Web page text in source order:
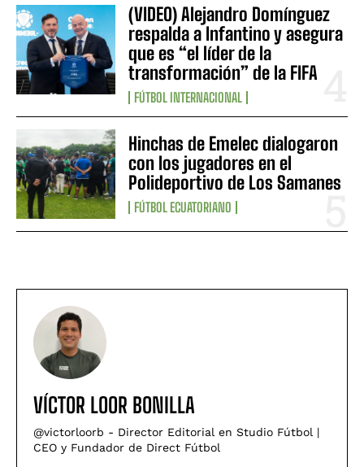
(VIDEO) Alejandro Domínguez
respalda a Infantino y asegura
que es “el líder de la
transformación” de la FIFA
FÚTBOL INTERNACIONAL
Hinchas de Emelec dialogaron
con los jugadores en el
Polideportivo de Los Samanes
FÚTBOL ECUATORIANO
VÍCTOR LOOR BONILLA
@victorloorb - Director Editorial en Studio Fútbol |
CEO y Fundador de Direct Fútbol